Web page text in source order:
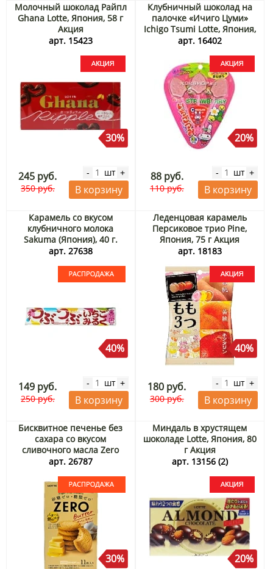
Молочный шоколад Райпл
Ghana Lotte, Япония, 58 г
Акция
арт. 15423
30%
245 руб.
350 руб.
- шт +
В корзину
Клубничный шоколад на
палочке «Ичиго Цуми»
Ichigo Tsumi Lotte, Япония,
11 г Акция
арт. 16402
20%
88 руб.
110 руб.
- шт +
В корзину
Карамель со вкусом
клубничного молока
Sakuma (Япония), 40 г.
Срок до 31.08.2026.
арт. 27638
40%
149 руб.
250 руб.
- шт +
В корзину
Леденцовая карамель
Персиковое трио Pine,
Япония, 75 г Акция
арт. 18183
40%
180 руб.
300 руб.
- шт +
В корзину
Бисквитное печенье без
сахара со вкусом
сливочного масла Zero
Lotte, Япония, 72,6 г. Срок
арт. 26787
30%
Миндаль в хрустящем
шоколаде Lotte, Япония, 80
г Акция
арт. 13156 (2)
20%